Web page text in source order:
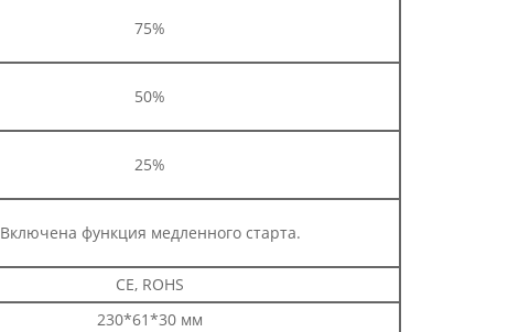
75%
50%
25%
Включена функция медленного старта.
CE, ROHS
230*61*30 мм